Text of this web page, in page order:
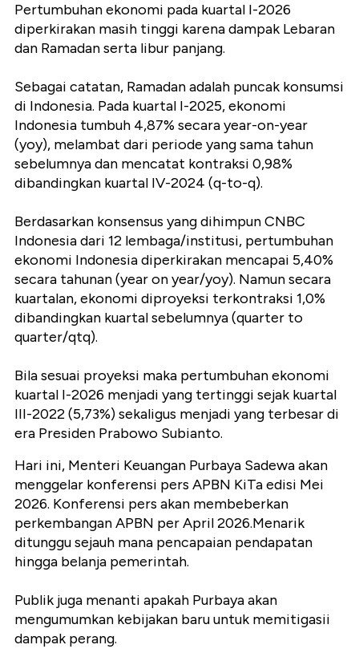
Pertumbuhan ekonomi pada kuartal I-2026
diperkirakan masih tinggi karena dampak Lebaran
dan Ramadan serta libur panjang.
Sebagai catatan, Ramadan adalah puncak konsumsi
di Indonesia. Pada kuartal I-2025, ekonomi
Indonesia tumbuh 4,87% secara year-on-year
(yoy), melambat dari periode yang sama tahun
sebelumnya dan mencatat kontraksi 0,98%
dibandingkan kuartal IV-2024 (q-to-q).
Berdasarkan konsensus yang dihimpun CNBC
Indonesia dari 12 lembaga/institusi, pertumbuhan
ekonomi Indonesia diperkirakan mencapai 5,40%
secara tahunan (year on year/yoy). Namun secara
kuartalan, ekonomi diproyeksi terkontraksi 1,0%
dibandingkan kuartal sebelumnya (quarter to
quarter/qtq).
Bila sesuai proyeksi maka pertumbuhan ekonomi
kuartal I-2026 menjadi yang tertinggi sejak kuartal
III-2022 (5,73%) sekaligus menjadi yang terbesar di
era Presiden Prabowo Subianto.
Hari ini, Menteri Keuangan Purbaya Sadewa akan
menggelar konferensi pers APBN KiTa edisi Mei
2026. Konferensi pers akan membeberkan
perkembangan APBN per April 2026.Menarik
ditunggu sejauh mana pencapaian pendapatan
hingga belanja pemerintah.
Publik juga menanti apakah Purbaya akan
mengumumkan kebijakan baru untuk memitigasii
dampak perang.